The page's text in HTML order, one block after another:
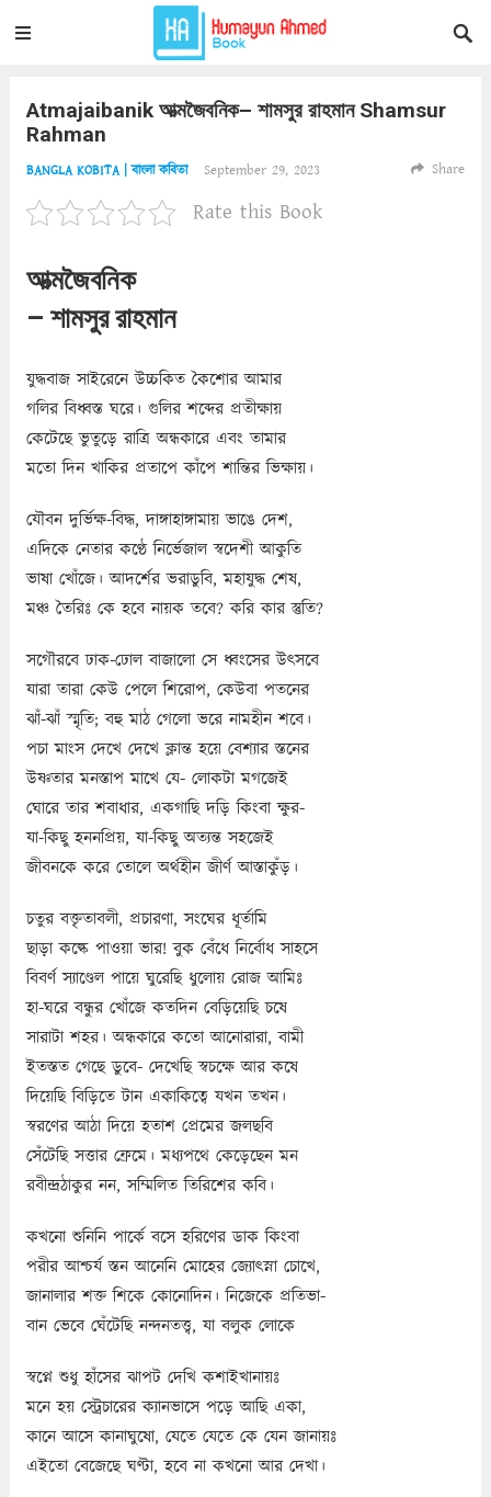
Atmajaibanik আত্মজৈবনিক– শামসুর রাহমান Shamsur
Rahman
BANGLA KOBITA | বাংলা কবিতা September 29, 2023 Share
Rate this Book
আত্মজৈবনিক
– শামসুর রাহমান
যুদ্ধবাজ সাইরেনে উচ্চকিত কৈশোর আমার
গলির বিধ্বস্ত ঘরে। গুলির শব্দের প্রতীক্ষায়
কেটেছে ভুতুড়ে রাত্রি অন্ধকারে এবং তামার
মতো দিন খাকির প্রতাপে কাঁপে শান্তির ভিক্ষায়।
যৌবন দুর্ভিক্ষ-বিদ্ধ, দাঙ্গাহাঙ্গামায় ভাঙে দেশ,
এদিকে নেতার কণ্ঠে নির্ভেজাল স্বদেশী আকুতি
ভাষা খোঁজে। আদর্শের ভরাডুবি, মহাযুদ্ধ শেষ,
মঞ্চ তৈরিঃ কে হবে নায়ক তবে? করি কার স্তুতি?
সগৌরবে ঢাক-ঢোল বাজালো সে ধ্বংসের উৎসবে
যারা তারা কেউ পেলে শিরোপ, কেউবা পতনের
ঝাঁ-ঝাঁ স্মৃতি; বহু মাঠ গেলো ভরে নামহীন শবে।
পচা মাংস দেখে দেখে ক্লান্ত হয়ে বেশ্যার স্তনের
উষ্ণতার মনস্তাপ মাখে যে- লোকটা মগজেই
ঘোরে তার শবাধার, একগাছি দড়ি কিংবা ক্ষুর-
যা-কিছু হননপ্রিয়, যা-কিছু অত্যন্ত সহজেই
জীবনকে করে তোলে অর্থহীন জীর্ণ আস্তাকুঁড়।
চতুর বক্তৃতাবলী, প্রচারণা, সংঘের ধূর্তামি
ছাড়া কল্কে পাওয়া ভার! বুক বেঁধে নির্বোধ সাহসে
বিবর্ণ স্যাণ্ডেল পায়ে ঘুরেছি ধুলোয় রোজ আমিঃ
হা-ঘরে বন্ধুর খোঁজে কতদিন বেড়িয়েছি চষে
সারাটা শহর। অন্ধকারে কতো আনোরারা, বামী
ইতস্তত গেছে ডুবে- দেখেছি স্বচক্ষে আর কষে
দিয়েছি বিড়িতে টান একাকিত্বে যখন তখন।
স্বরণের আঠা দিয়ে হতাশ প্রেমের জলছবি
সেঁটেছি সত্তার ফ্রেমে। মধ্যপথে কেড়েছেন মন
রবীন্দ্রঠাকুর নন, সম্মিলিত তিরিশের কবি।
কখনো শুনিনি পার্কে বসে হরিণের ডাক কিংবা
পরীর আশ্চর্য স্তন আনেনি মোহের জ্যোৎস্না চোখে,
জানালার শক্ত শিকে কোনোদিন। নিজেকে প্রতিভা-
বান ভেবে ঘেঁটেছি নন্দনতত্ত্ব, যা বলুক লোকে
স্বপ্নে শুধু হাঁসের ঝাপট দেখি কশাইখানায়ঃ
মনে হয় স্ট্রেচারের ক্যানভাসে পড়ে আছি একা,
কানে আসে কানাঘুষো, যেতে যেতে কে যেন জানায়ঃ
এইতো বেজেছে ঘণ্টা, হবে না কখনো আর দেখা।